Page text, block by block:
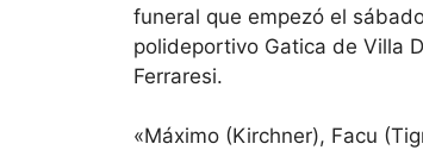
funeral que empezó el
polideportivo Gatica de Villa
Ferraresi.
«Máximo (Kirchner), Facu